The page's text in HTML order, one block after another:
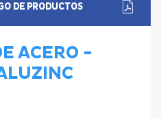
DE PRODUCTOS
ACERO -